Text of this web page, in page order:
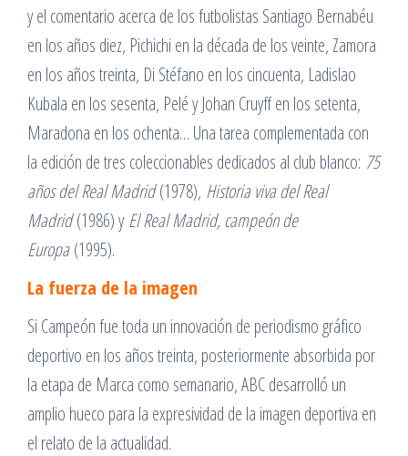
y el comentario acerca de los futbolistas Santiago Bernabéu
en los años diez, Pichichi en la década de los veinte, Zamora
en los años treinta, Di Stéfano en los cincuenta, Ladislao
Kubala en los sesenta, Pelé y Johan Cruyff en los setenta,
Maradona en los ochenta… Una tarea complementada con
la edición de tres coleccionables dedicados al club blanco: 75
años del Real Madrid(1978), Historia viva del Real
Madrid(1986) yEl Real Madrid, campeón de
Europa(1995).
La fuerza de la imagen
Si Campeón fue toda un innovación de periodismo gráfico
deportivo en los años treinta, posteriormente absorbida por
la etapa de Marca como semanario, ABC desarrolló un
amplio hueco para la expresividad de la imagen deportiva en
el relato de la actualidad.